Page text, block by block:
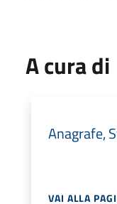
A cura di
Anagrafe,
VAI ALLA